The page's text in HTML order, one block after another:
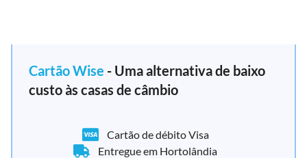
Cartão Wise - Uma alternativa de baixo
custo às casas de câmbio
Cartão de débito Visa
Entregue em Hortolândia